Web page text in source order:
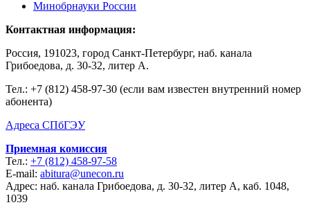
Минобрнауки России
Контактная информация:
Россия, 191023, город Санкт-Петербург, наб. канала
Грибоедова, д. 30-32, литер А.
Тел.: +7 (812) 458-97-30 (если вам известен внутренний номер
абонента)
Адреса СПбГЭУ
Приемная комиссия
Тел.: +7 (812) 458-97-58
E-mail: abitura@unecon.ru
Адрес: наб. канала Грибоедова, д. 30-32, литер А, каб. 1048,
1039